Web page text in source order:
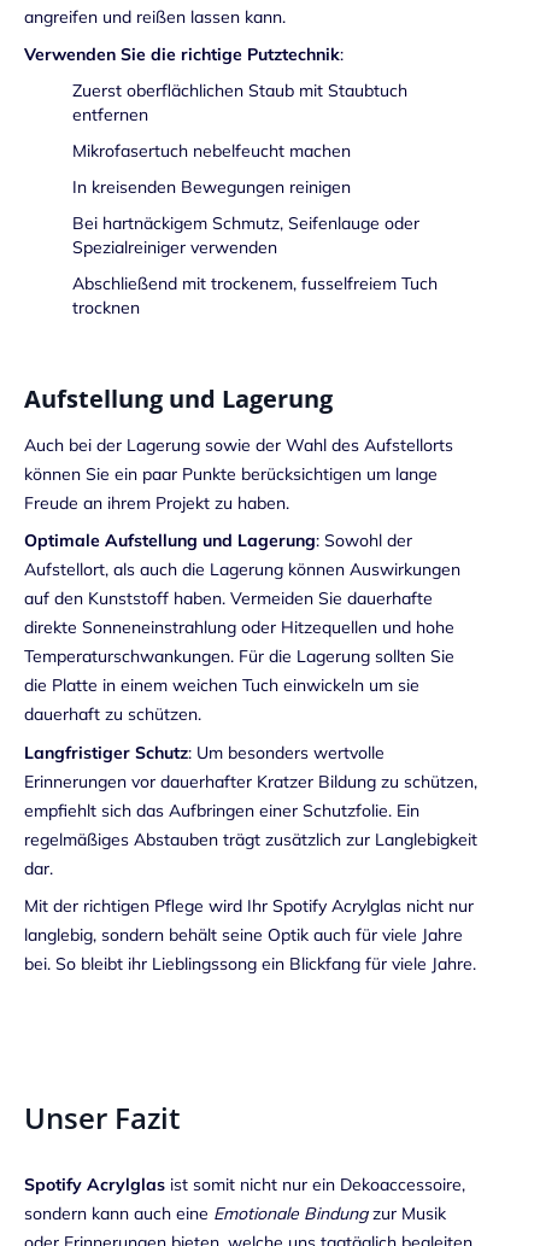
angreifen und reißen lassen kann.
Verwenden Sie die richtige Putztechnik:
Zuerst oberflächlichen Staub mit Staubtuch
entfernen
Mikrofasertuch nebelfeucht machen
In kreisenden Bewegungen reinigen
Bei hartnäckigem Schmutz, Seifenlauge oder
Spezialreiniger verwenden
Abschließend mit trockenem, fusselfreiem Tuch
trocknen
Aufstellung und Lagerung
Auch bei der Lagerung sowie der Wahl des Aufstellorts
können Sie ein paar Punkte berücksichtigen um lange
Freude an ihrem Projekt zu haben.
Optimale Aufstellung und Lagerung: Sowohl der
Aufstellort, als auch die Lagerung können Auswirkungen
auf den Kunststoff haben. Vermeiden Sie dauerhafte
direkte Sonneneinstrahlung oder Hitzequellen und hohe
Temperaturschwankungen. Für die Lagerung sollten Sie
die Platte in einem weichen Tuch einwickeln um sie
dauerhaft zu schützen.
Langfristiger Schutz: Um besonders wertvolle
Erinnerungen vor dauerhafter Kratzer Bildung zu schützen,
empfiehlt sich das Aufbringen einer Schutzfolie. Ein
regelmäßiges Abstauben trägt zusätzlich zur Langlebigkeit
dar.
Mit der richtigen Pflege wird Ihr Spotify Acrylglas nicht nur
langlebig, sondern behält seine Optik auch für viele Jahre
bei. So bleibt ihr Lieblingssong ein Blickfang für viele Jahre.
Unser Fazit
Spotify Acrylglas ist somit nicht nur ein Dekoaccessoire,
sondern kann auch eine Emotionale Bindungzur Musik